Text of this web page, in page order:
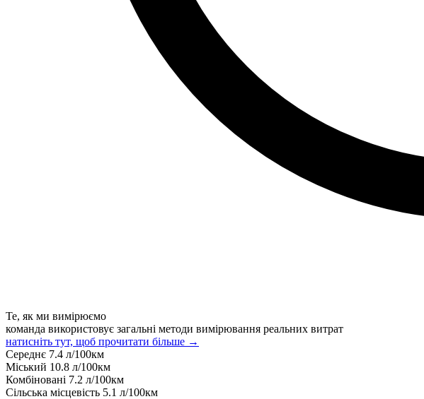
Те, як ми вимірюємо
команда використовує загальні методи вимірювання реальних витрат
натисніть тут, щоб прочитати більше →
Середнє 7.4 л/100км
Міський 10.8 л/100км
Комбіновані 7.2 л/100км
Сільська місцевість 5.1 л/100км